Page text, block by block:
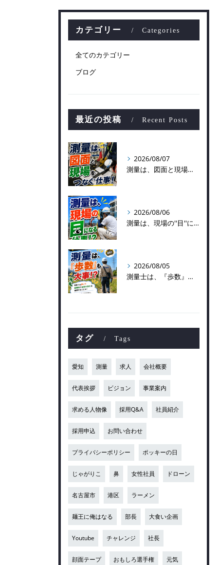
カテゴリー Categories
全てのカテゴリー
ブログ
最近の投稿 Recent Posts
2026/08/07
測量は、図面と現場をつなぐ仕事！
2026/08/06
測量は、現場の''目''になる仕事！？
2026/08/05
測量士は、『歩数』も大事！？
タグ Tags
愛知 測量 求人 会社概要
代表挨拶 ビジョン 事業案内
求める人物像 採用Q&A 社員紹介
採用申込 お問い合わせ
プライバシーポリシー ポッキーの日
じゃがりこ 鼻 女性社員 ドローン
名古屋市 港区 ラーメン
麺王に俺はなる 部長 大食い企画
Youtube チャレンジ 社長
顔面テープ おもしろ選手権 元気